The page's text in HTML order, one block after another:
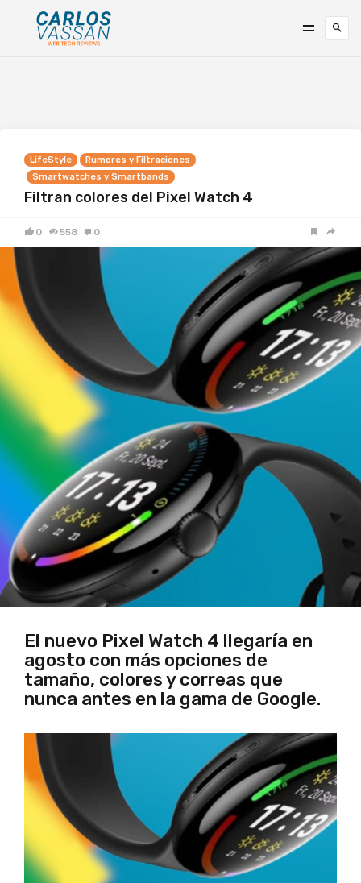
LifeStyle
Rumores y Filtraciones
Smartwatches y Smartbands
Filtran colores del Pixel Watch 4
0 558 0
El nuevo Pixel Watch 4 llegaría en
agosto con más opciones de
tamaño, colores y correas que
nunca antes en la gama de Google.